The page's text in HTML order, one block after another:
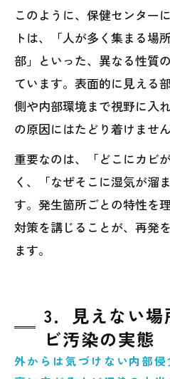
このように、保健センター
トは、「人が多く集まる場
部」といった、異なる性質
ています。表面的に見える
側や内部環境まで視野に入
の原因にはたどり着けません
重要なのは、「どこにカビ
く、「なぜそこに湿気が溜
す。発生箇所ごとの特性を
対策を講じることが、再発
ます。
3．見えない
ビ汚染の実態
外からは気づけない内部